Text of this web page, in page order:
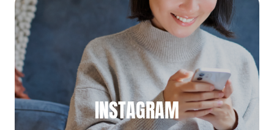
INSTAGRAM